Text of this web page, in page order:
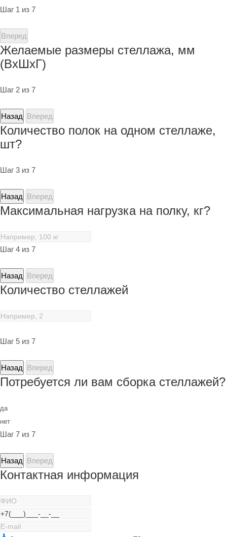
Шаг 1 из 7
Вперед
Желаемые размеры стеллажа, мм
(ВхШхГ)
Шаг 2 из 7
Назад Вперед
Количество полок на одном стеллаже,
шт?
Шаг 3 из 7
Назад Вперед
Максимальная нагрузка на полку, кг?
Шаг 4 из 7
Назад Вперед
Количество стеллажей
Шаг 5 из 7
Назад Вперед
Потребуется ли вам сборка стеллажей?
да
нет
Шаг 7 из 7
Назад Вперед
Контактная информация